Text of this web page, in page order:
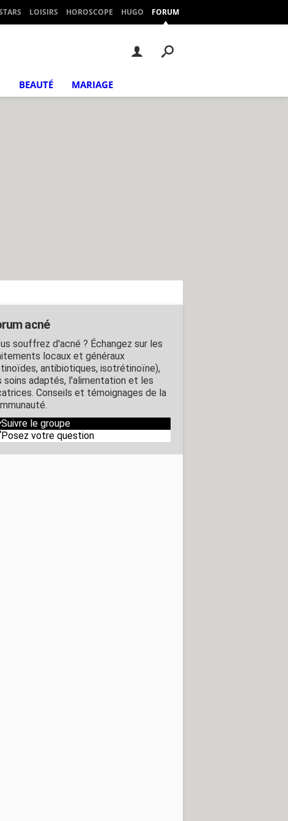
LOISIRS HOROSCOPE HUGO FORUM
BEAUTÉ MARIAGE
acné
souffrez d'acné ? Échangez sur les
locaux et généraux
antibiotiques, isotrétinoïne),
soins adaptés, l'alimentation et les
Conseils et témoignages de la
Suivre le groupe
Posez votre question